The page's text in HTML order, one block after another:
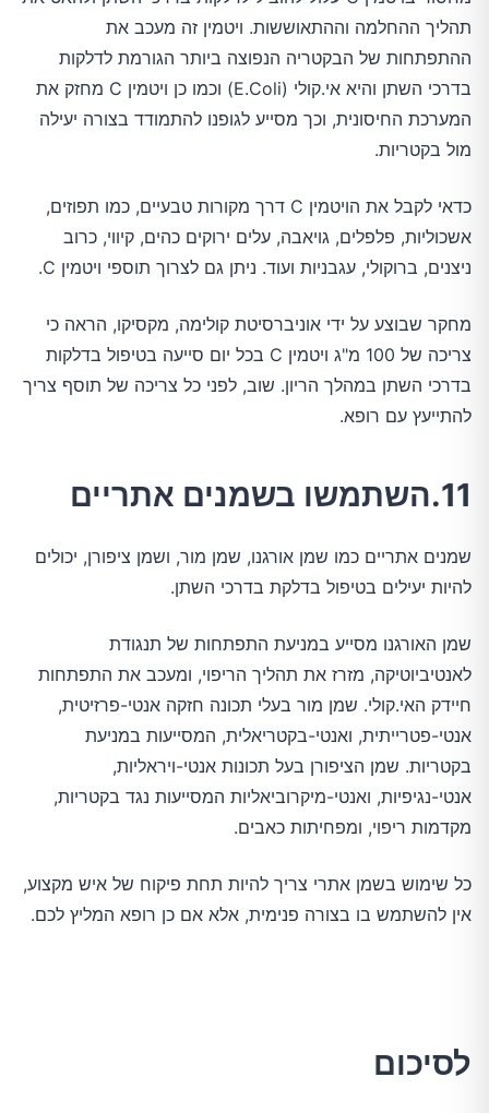
תהליך ההחלמה וההתאוששות. ויטמין זה מעכב את
ההתפתחות של הבקטריה הנפוצה ביותר הגורמת לדלקות
בדרכי השתן והיא אי.קולי (E.Coli) וכמו כן ויטמין C מחזק את
המערכת החיסונית, וכך מסייע לגופנו להתמודד בצורה יעילה
מול בקטריות.
כדאי לקבל את הויטמין C דרך מקורות טבעיים, כמו תפוזים,
אשכוליות, פלפלים, גויאבה, עלים ירוקים כהים, קיווי, כרוב
ניצנים, ברוקולי, עגבניות ועוד. ניתן גם לצרוך תוספי ויטמין C.
מחקר שבוצע על ידי אוניברסיטת קולימה, מקסיקו, הראה כי
צריכה של 100 מ"ג ויטמין C בכל יום סייעה בטיפול בדלקות
בדרכי השתן במהלך הריון. שוב, לפני כל צריכה של תוסף צריך
להתייעץ עם רופא.
11.השתמשו בשמנים אתריים
שמנים אתריים כמו שמן אורגנו, שמן מור, ושמן ציפורן, יכולים
להיות יעילים בטיפול בדלקת בדרכי השתן.
שמן האורגנו מסייע במניעת התפתחות של תנגודת
לאנטיביוטיקה, מזרז את תהליך הריפוי, ומעכב את התפתחות
חיידק האי.קולי. שמן מור בעלי תכונה חזקה אנטי-פרזיטית,
אנטי-פטרייתית, ואנטי-בקטריאלית, המסייעות במניעת
בקטריות. שמן הציפורן בעל תכונות אנטי-ויראליות,
אנטי-נגיפיות, ואנטי-מיקרוביאליות המסייעות נגד בקטריות,
מקדמות ריפוי, ומפחיתות כאבים.
כל שימוש בשמן אתרי צריך להיות תחת פיקוח של איש מקצוע,
אין להשתמש בו בצורה פנימית, אלא אם כן רופא המליץ לכם.
לסיכום